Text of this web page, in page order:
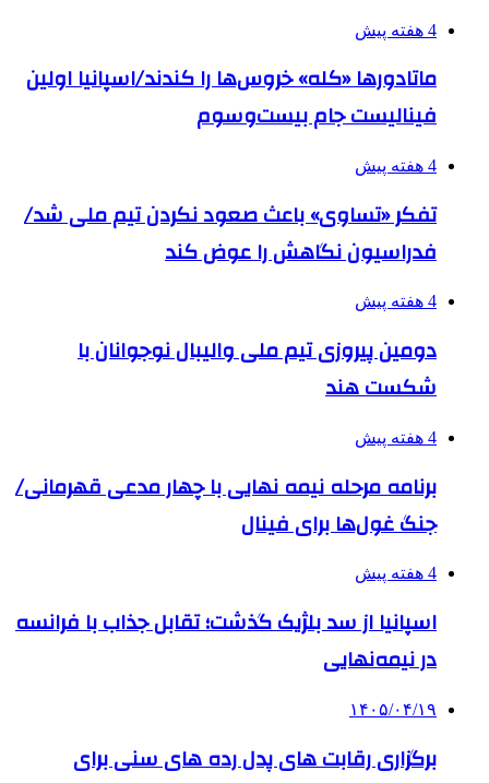
4 هفته پیش
ماتادورها «کله» خروس‌ها را کندند/اسپانیا اولین
فینالیست جام بیست‌وسوم
4 هفته پیش
تفکر «تساوی» باعث صعود نکردن تیم ملی شد/
فدراسیون نگاهش را عوض کند
4 هفته پیش
دومین پیروزی تیم ملی والیبال نوجوانان با
شکست هند
4 هفته پیش
برنامه مرحله نیمه نهایی با چهار مدعی قهرمانی/
جنگ غول‌ها برای فینال
4 هفته پیش
اسپانیا از سد بلژیک گذشت؛ تقابل جذاب با فرانسه
در نیمه‌نهایی
۱۴۰۵/۰۴/۱۹
برگزاری رقابت های پدل رده های سنی برای